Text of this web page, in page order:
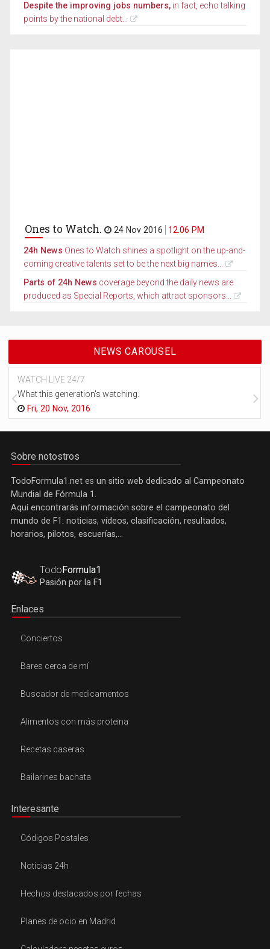
Despite the improving jobs numbers, in fact, echo talking
points by the national debt...
Ones to Watch. 24 Nov 2016 12.06 PM
24h News Ones to Watch shines a spotlight on the up-and-
coming creative talents set to be the next big names...
Parts of 24h News coverage beyond the daily news are
produced as Special Reports, which attract sponsors...
NEWS CAROUSEL
WATCH LIVE 24/7
What this generation's watching.
Fri, 20 Nov, 2016
Sobre notostros
TodoFormula1.net es un sitio web dedicado al Campeonato
Mundial de Fórmula 1.
Aquí encontrarás información sobre el campeonato del
mundo de F1: noticias, vídeos, clasificación, resultados,
horarios, pilotos, escuerías,...
Todo Formula1
Pasión por la F1
Enlaces
Conciertos
Bares cerca de mí
Buscador de medicamentos
Alimentos con más proteina
Recetas caseras
Bailarines bachata
Interesante
Códigos Postales
Noticias 24h
Hechos destacados por fechas
Planes de ocio en Madrid